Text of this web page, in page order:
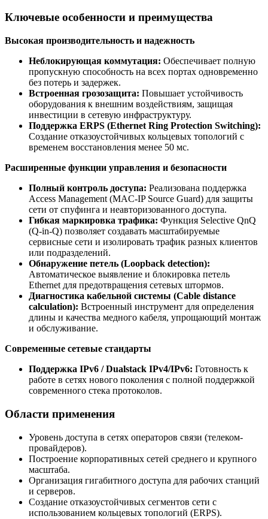
Ключевые особенности и преимущества
Высокая производительность и надежность
Неблокирующая коммутация: Обеспечивает полную
пропускную способность на всех портах одновременно
без потерь и задержек.
Встроенная грозозащита: Повышает устойчивость
оборудования к внешним воздействиям, защищая
инвестиции в сетевую инфраструктуру.
Поддержка ERPS (Ethernet Ring Protection Switching):
Создание отказоустойчивых кольцевых топологий с
временем восстановления менее 50 мс.
Расширенные функции управления и безопасности
Полный контроль доступа: Реализована поддержка
Access Management (MAC-IP Source Guard) для защиты
сети от спуфинга и неавторизованного доступа.
Гибкая маркировка трафика: Функция Selective QnQ
(Q-in-Q) позволяет создавать масштабируемые
сервисные сети и изолировать трафик разных клиентов
или подразделений.
Обнаружение петель (Loopback detection):
Автоматическое выявление и блокировка петель
Ethernet для предотвращения сетевых штормов.
Диагностика кабельной системы (Cable distance
calculation): Встроенный инструмент для определения
длины и качества медного кабеля, упрощающий монтаж
и обслуживание.
Современные сетевые стандарты
Поддержка IPv6 / Dualstack IPv4/IPv6: Готовность к
работе в сетях нового поколения с полной поддержкой
современного стека протоколов.
Области применения
Уровень доступа в сетях операторов связи (телеком-
провайдеров).
Построение корпоративных сетей среднего и крупного
масштаба.
Организация гигабитного доступа для рабочих станций
и серверов.
Создание отказоустойчивых сегментов сети с
использованием кольцевых топологий (ERPS).